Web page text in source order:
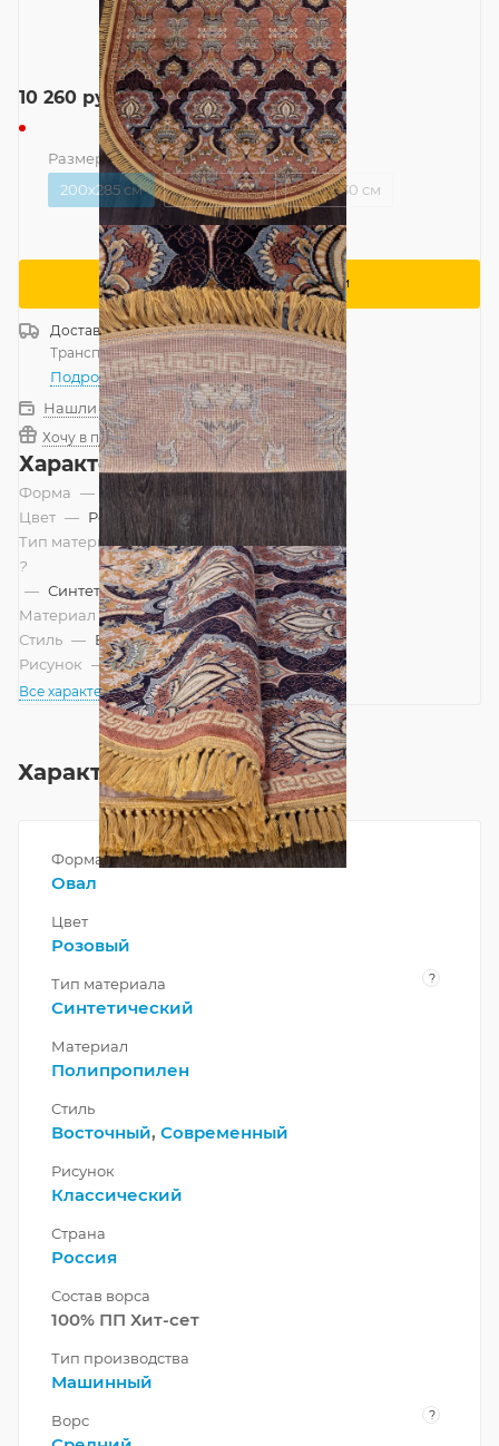
10 260 руб.
Размер — 200x285 см
200x285 см
200x400 см 240x330 см
Сообщить о поступлении
ДоставкаРоссия
Транспортной компанией—бесплатно
Подробнее
Нашли дешевле?
Хочу в подарок
Характеристики
Форма — Овал
Цвет — Розовый
Тип материала
?
— Синтетический
Материал — Полипропилен
Стиль — Восточный, Современный
Рисунок — Классический
Все характеристики
Характеристики
Форма
Овал
Цвет
Розовый
Тип материала ?
Синтетический
Материал
Полипропилен
Стиль
Восточный, Современный
Рисунок
Классический
Страна
Россия
Состав ворса
100% ПП Хит-сет
Тип производства
Машинный
Ворс ?